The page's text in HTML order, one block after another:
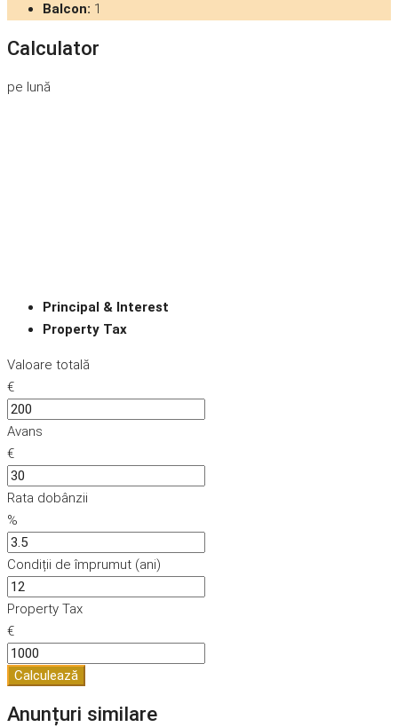
Balcon: 1
Calculator
pe lună
Principal & Interest
Property Tax
Valoare totală
€
Avans
€
Rata dobânzii
%
Condiții de împrumut (ani)
Property Tax
€
Calculează
Anunțuri similare